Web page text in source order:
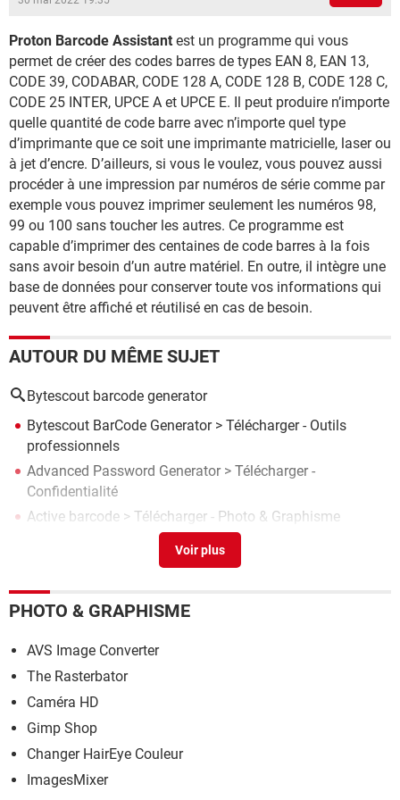
Proton Barcode Assistant est un programme qui vous
permet de créer des codes barres de types EAN 8, EAN 13,
CODE 39, CODABAR, CODE 128 A, CODE 128 B, CODE 128 C,
CODE 25 INTER, UPCE A et UPCE E. Il peut produire n’importe
quelle quantité de code barre avec n’importe quel type
d’imprimante que ce soit une imprimante matricielle, laser ou
à jet d’encre. D’ailleurs, si vous le voulez, vous pouvez aussi
procéder à une impression par numéros de série comme par
exemple vous pouvez imprimer seulement les numéros 98,
99 ou 100 sans toucher les autres. Ce programme est
capable d’imprimer des centaines de code barres à la fois
sans avoir besoin d’un autre matériel. En outre, il intègre une
base de données pour conserver toute vos informations qui
peuvent être affiché et réutilisé en cas de besoin.
AUTOUR DU MÊME SUJET
Bytescout barcode generator
Bytescout BarCode Generator> Télécharger - Outils
professionnels
Advanced Password Generator> Télécharger -
Confidentialité
Active barcode > Télécharger - Photo & Graphisme
ByteScout PDF Viewer SDK
> Télécharger - PDF
Générateur de Mot de Passe> Télécharger - Sécurité
PHOTO & GRAPHISME
AVS Image Converter
The Rasterbator
Caméra HD
Gimp Shop
Changer HairEye Couleur
ImagesMixer